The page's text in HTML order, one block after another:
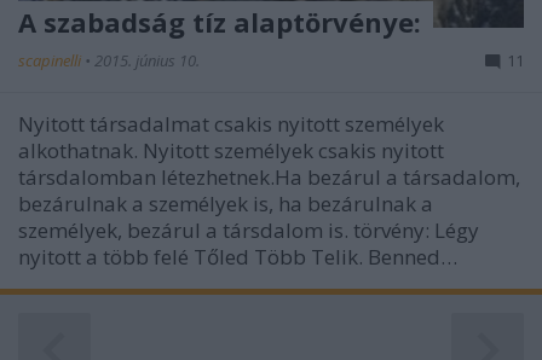
A szabadság tíz alaptörvénye:
scapinelli • 2015. június 10. 11
Nyitott társadalmat csakis nyitott személyek
alkothatnak. Nyitott személyek csakis nyitott
társdalomban létezhetnek.Ha bezárul a társadalom,
bezárulnak a személyek is, ha bezárulnak a
személyek, bezárul a társdalom is. törvény: Légy
nyitott a több felé Tőled Több Telik. Benned…